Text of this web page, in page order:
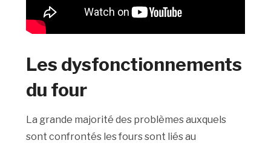
Les dysfonctionnements
du four
La grande majorité des problèmes auxquels
sont confrontés les fours sont liés au